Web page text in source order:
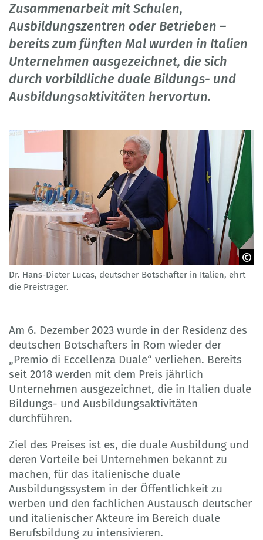
Zusammenarbeit mit Schulen,
Ausbildungszentren oder Betrieben –
bereits zum fünften Mal wurden in Italien
Unternehmen ausgezeichnet, die sich
durch vorbildliche duale Bildungs- und
Ausbildungsaktivitäten hervortun.
AHK Italien
Dr. Hans-Dieter Lucas, deutscher Botschafter in Italien, ehrt
die Preisträger.
Am 6. Dezember 2023 wurde in der Residenz des
deutschen Botschafters in Rom wieder der
„Premio di Eccellenza Duale“ verliehen. Bereits
seit 2018 werden mit dem Preis jährlich
Unternehmen ausgezeichnet, die in Italien duale
Bildungs- und Ausbildungsaktivitäten
durchführen.
Ziel des Preises ist es, die duale Ausbildung und
deren Vorteile bei Unternehmen bekannt zu
machen, für das italienische duale
Ausbildungssystem in der Öffentlichkeit zu
werben und den fachlichen Austausch deutscher
und italienischer Akteure im Bereich duale
Berufsbildung zu intensivieren.